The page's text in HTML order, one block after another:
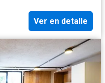
Ver en detalle